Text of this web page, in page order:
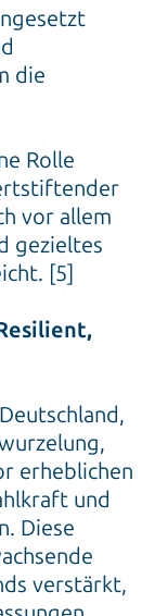
die
Rolle
vor allem
gezieltes
[5]
erheblichen
und
Diese
verstärkt,